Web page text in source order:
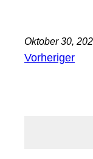
Oktober 30,
Vorheriger